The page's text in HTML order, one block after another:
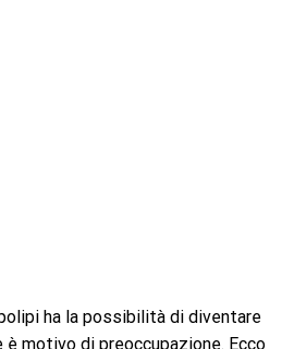
ha la possibilità di diventare
è motivo di preoccupazione. Ecco